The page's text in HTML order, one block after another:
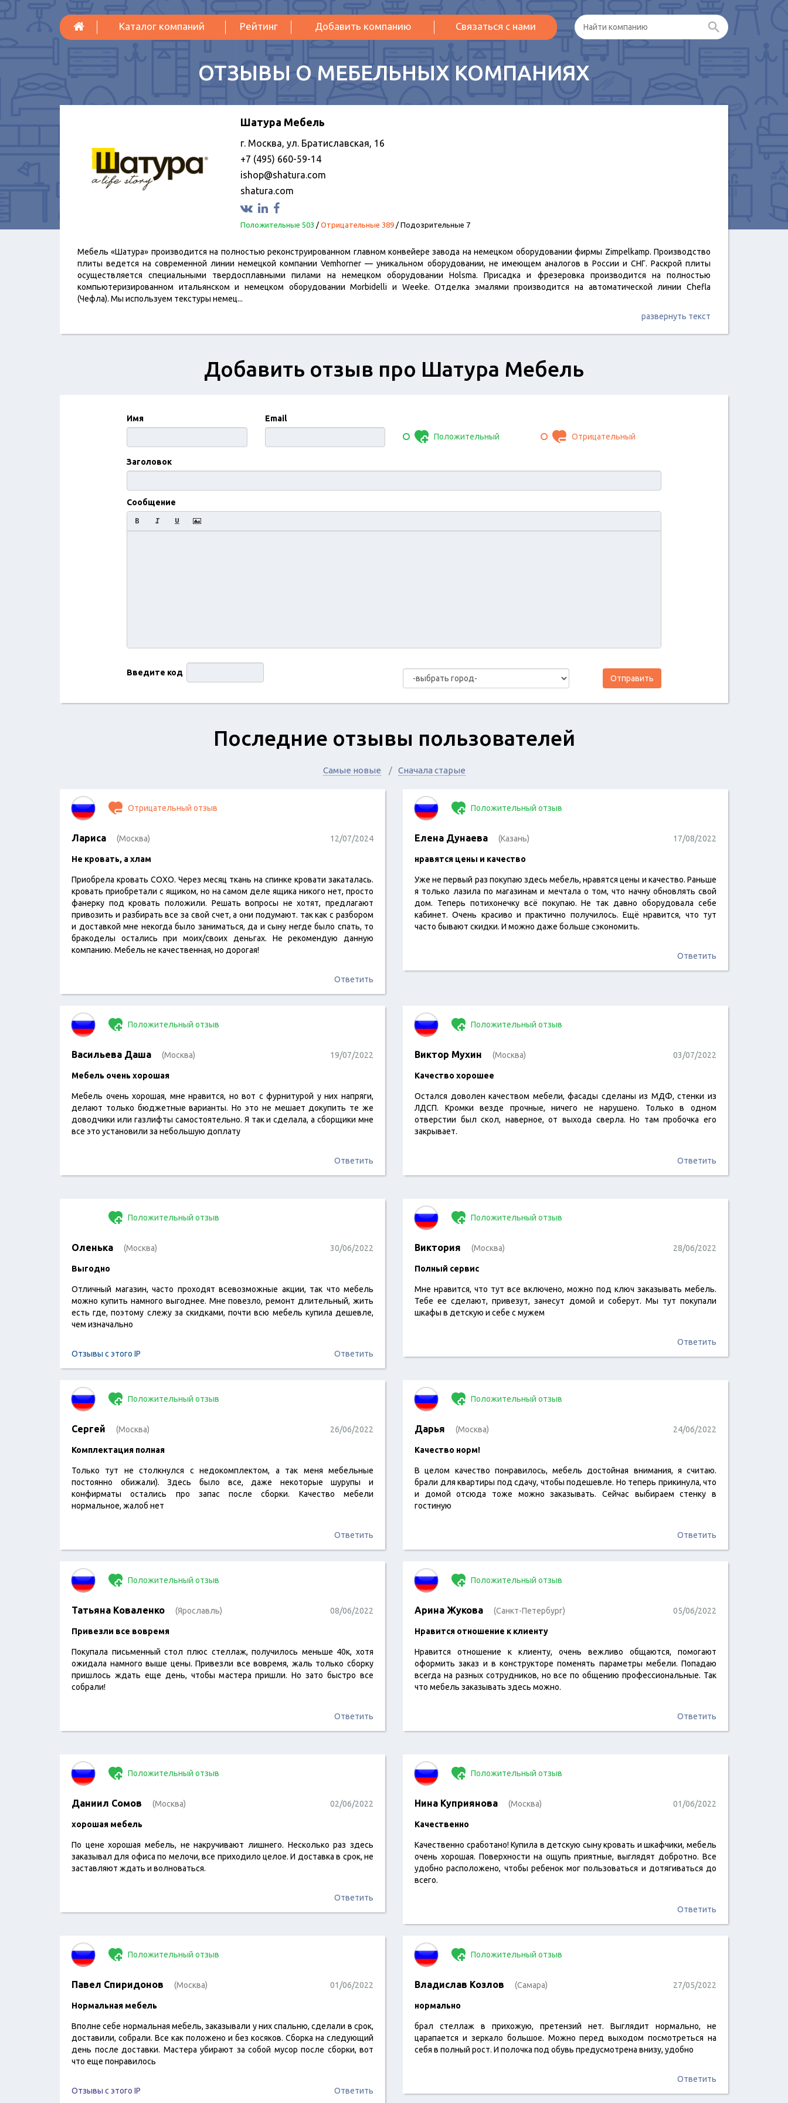
Каталог компаний Рейтинг Добавить компанию Связаться с нами
ОТЗЫВЫ О МЕБЕЛЬНЫХ КОМПАНИЯХ
Шатура Мебель
г. Москва, ул. Братиславская, 16
+7 (495) 660-59-14
ishop@shatura.com
shatura.com
Положительные 503 / Отрицательные 389/ Подозрительные 7
Мебель «Шатура» производится на полностью реконструированном главном конвейере завода на немецком оборудовании фирмы Zimpelkamp. Производство
плиты ведется на современной линии немецкой компании Vemhorner — уникальном оборудовании, не имеющем аналогов в России и СНГ. Раскрой плиты
осуществляется специальными твердосплавными пилами на немецком оборудовании Holsma. Присадка и фрезеровка производится на полностью
компьютеризированном итальянском и немецком оборудовании Morbidelli и Weeke. Отделка эмалями производится на автоматической линии Chefla
(Чефла). Мы используем текстуры немец...
развернуть текст
Добавить отзыв про Шатура Мебель
Имя
Email
Положительный
Отрицательный
Заголовок
Сообщение
Введите код
Отправить
Последние отзывы пользователей
Самые новые Сначала старые
Отрицательный отзыв
Лариса (Москва) 12/07/2024
Не кровать, а хлам
Приобрела кровать СОХО. Через месяц ткань на спинке кровати закаталась.
кровать приобретали с ящиком, но на самом деле ящика никого нет, просто
фанерку под кровать положили. Решать вопросы не хотят, предлагают
привозить и разбирать все за свой счет, а они подумают. так как с разбором
и доставкой мне некогда было заниматься, да и сыну негде было спать, то
бракоделы остались при моих/своих деньгах. Не рекомендую данную
компанию. Мебель не качественная, но дорогая!
читать отзыв
Ответить
Положительный отзыв
Елена Дунаева (Казань) 17/08/2022
нравятся цены и качество
Уже не первый раз покупаю здесь мебель, нравятся цены и качество. Раньше
я только лазила по магазинам и мечтала о том, что начну обновлять свой
дом. Теперь потихонечку всё покупаю. Не так давно оборудовала себе
кабинет. Очень красиво и практично получилось. Ещё нравится, что тут
часто бывают скидки. И можно даже больше сэкономить.
Ответить
Положительный отзыв
Васильева Даша (Москва) 19/07/2022
Мебель очень хорошая
Мебель очень хорошая, мне нравится, но вот с фурнитурой у них напряги,
делают только бюджетные варианты. Но это не мешает докупить те же
доводчики или газлифты самостоятельно. Я так и сделала, а сборщики мне
все это установили за небольшую доплату
читать отзыв
Ответить
Положительный отзыв
Виктор Мухин (Москва) 03/07/2022
Качество хорошее
Остался доволен качеством мебели, фасады сделаны из МДФ, стенки из
ЛДСП. Кромки везде прочные, ничего не нарушено. Только в одном
отверстии был скол, наверное, от выхода сверла. Но там пробочка его
закрывает.
Ответить
Положительный отзыв
Оленька (Москва) 30/06/2022
Выгодно
Отличный магазин, часто проходят всевозможные акции, так что мебель
можно купить намного выгоднее. Мне повезло, ремонт длительный, жить
есть где, поэтому слежу за скидками, почти всю мебель купила дешевле,
чем изначально
читать отзыв
Отзывы с этого IP Ответить
Положительный отзыв
Виктория (Москва) 28/06/2022
Полный сервис
Мне нравится, что тут все включено, можно под ключ заказывать мебель.
Тебе ее сделают, привезут, занесут домой и соберут. Мы тут покупали
шкафы в детскую и себе с мужем
Ответить
Положительный отзыв
Сергей (Москва) 26/06/2022
Комплектация полная
Только тут не столкнулся с недокомплектом, а так меня мебельные
постоянно обижали). Здесь было все, даже некоторые шурупы и
конфирматы остались про запас после сборки. Качество мебели
нормальное, жалоб нет
читать отзыв
Ответить
Положительный отзыв
Дарья (Москва) 24/06/2022
Качество норм!
В целом качество понравилось, мебель достойная внимания, я считаю.
брали для квартиры под сдачу, чтобы подешевле. Но теперь прикинула, что
и домой отсюда тоже можно заказывать. Сейчас выбираем стенку в
гостиную
Ответить
Положительный отзыв
Татьяна Коваленко (Ярославль) 08/06/2022
Привезли все вовремя
Покупала письменный стол плюс стеллаж, получилось меньше 40к, хотя
ожидала намного выше цены. Привезли все вовремя, жаль только сборку
пришлось ждать еще день, чтобы мастера пришли. Но зато быстро все
собрали!
читать отзыв
Ответить
Положительный отзыв
Арина Жукова (Санкт-Петербург) 05/06/2022
Нравится отношение к клиенту
Нравится отношение к клиенту, очень вежливо общаются, помогают
оформить заказ и в конструкторе поменять параметры мебели. Попадаю
всегда на разных сотрудников, но все по общению профессиональные. Так
что мебель заказывать здесь можно.
Ответить
Положительный отзыв
Даниил Сомов (Москва) 02/06/2022
хорошая мебель
По цене хорошая мебель, не накручивают лишнего. Несколько раз здесь
заказывал для офиса по мелочи, все приходило целое. И доставка в срок, не
заставляют ждать и волноваться.
читать отзыв
Ответить
Положительный отзыв
Нина Куприянова (Москва) 01/06/2022
Качественно
Качественно сработано! Купила в детскую сыну кровать и шкафчики, мебель
очень хорошая. Поверхности на ощупь приятные, выглядят добротно. Все
удобно расположено, чтобы ребенок мог пользоваться и дотягиваться до
всего.
Ответить
Положительный отзыв
Павел Спиридонов (Москва) 01/06/2022
Нормальная мебель
Вполне себе нормальная мебель, заказывали у них спальню, сделали в срок,
доставили, собрали. Все как положено и без косяков. Сборка на следующий
день после доставки. Мастера убирают за собой мусор после сборки, вот
что еще понравилось
читать отзыв
Отзывы с этого IP Ответить
Положительный отзыв
Владислав Козлов (Самара) 27/05/2022
нормально
брал стеллаж в прихожую, претензий нет. Выглядит нормально, не
царапается и зеркало большое. Можно перед выходом посмотреться на
себя в полный рост. И полочка под обувь предусмотрена внизу, удобно
Ответить